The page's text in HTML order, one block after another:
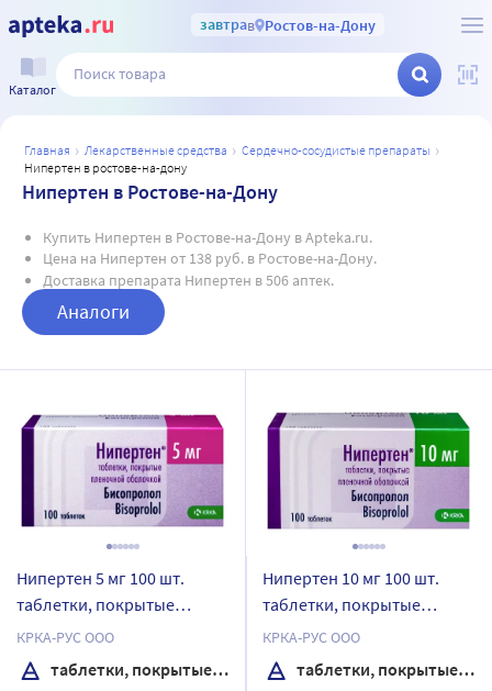
завтрав Ростов-на-Дону
Каталог
главная лекарственные средства
сердечно-сосудистые препараты
нипертен в ростове-на-дону
Нипертен в Ростове-на-Дону
Купить Нипертен в Ростове-на-Дону в Apteka.ru.
Цена на Нипертен от 138 руб. в Ростове-на-Дону.
Доставка препарата Нипертен в 506 аптек.
Аналоги
Нипертен 5 мг 100 шт.
таблетки, покрытые
пленочной оболочкой
КРКА-РУС ООО
таблетки, покрытые пленочной оболочкой
Нипертен 10 мг 100 шт.
таблетки, покрытые
пленочной оболочкой
КРКА-РУС ООО
таблетки, покрытые пленочной оболочкой